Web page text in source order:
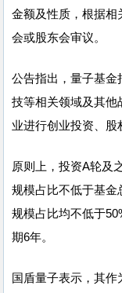
金额及性质，根据相
会或股东会审议。
公告指出，量子基金
技等相关领域及其他
业进行创业投资、股
原则上，投资A轮及
规模占比不低于基金
规模占比均不低于
期6年。
国盾量子表示，其